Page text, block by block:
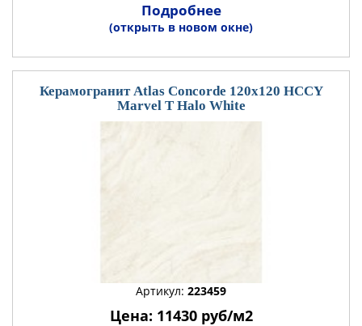
Подробнее
(открыть в новом окне)
Керамогранит Atlas Concorde 120x120 HCCY
Marvel T Halo White
Артикул: 223459
Цена: 11430 руб/м2